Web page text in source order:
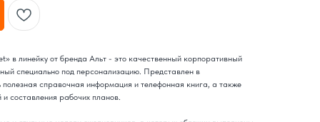
в линейку от бренда Альт - это качественный корпоративный
специально под персонализацию. Представлен в
справочная информация и телефонная книга, а также
составления рабочих планов.